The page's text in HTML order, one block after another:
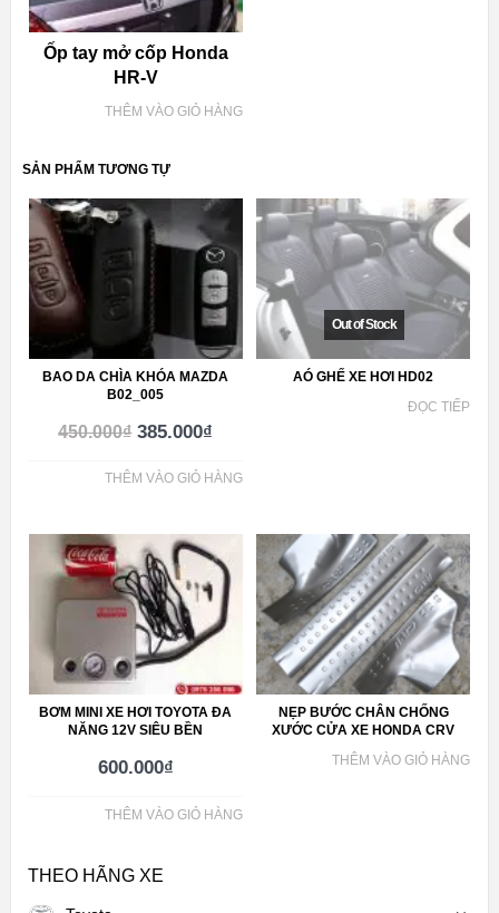
Ốp tay mở cốp Honda
HR-V
THÊM VÀO GIỎ HÀNG
SẢN PHẨM TƯƠNG TỰ
BAO DA CHÌA KHÓA MAZDA
B02_005
450.000₫ 385.000₫
THÊM VÀO GIỎ HÀNG
AÓ GHẾ XE HƠI HD02
ĐỌC TIẾP
BƠM MINI XE HƠI TOYOTA ĐA
NĂNG 12V SIÊU BỀN
600.000₫
THÊM VÀO GIỎ HÀNG
NẸP BƯỚC CHÂN CHỐNG
XƯỚC CỬA XE HONDA CRV
THÊM VÀO GIỎ HÀNG
THEO HÃNG XE